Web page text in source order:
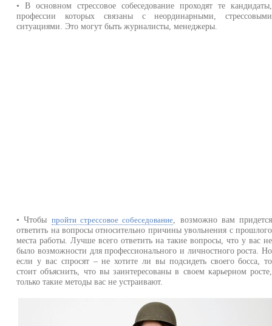
• В основном стрессовое собеседование проходят те кандидаты,
профессии которых связаны с неординарными, стрессовыми
ситуациями. Это могут быть журналисты, менеджеры.
• Чтобы пройти стрессовое собеседование, возможно вам придется
ответить на вопросы относительно причины увольнения с прошлого
места работы. Лучше всего ответить на такие вопросы, что у вас не
было возможности для профессионального и личностного роста. Но
если у вас спросят – не хотите ли вы подсидеть своего босса, то
стоит объяснить, что вы заинтересованы в своем карьерном росте,
только такие методы вас не устраивают.